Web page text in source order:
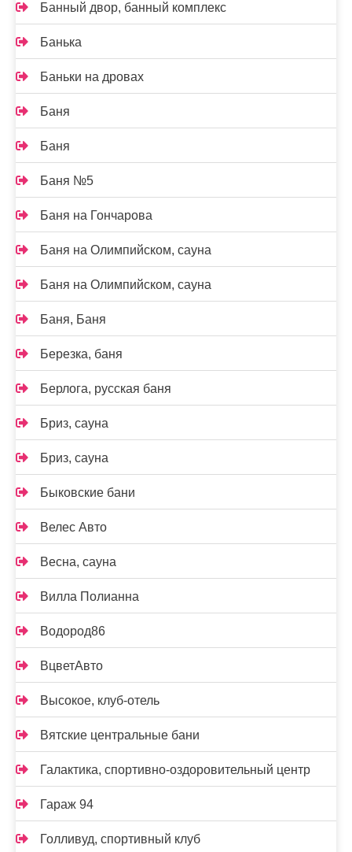
Банный двор, банный комплекс
Банька
Баньки на дровах
Баня
Баня
Баня №5
Баня на Гончарова
Баня на Олимпийском, сауна
Баня на Олимпийском, сауна
Баня, Баня
Березка, баня
Берлога, русская баня
Бриз, сауна
Бриз, сауна
Быковские бани
Велес Авто
Весна, сауна
Вилла Полианна
Водород86
ВцветАвто
Высокое, клуб-отель
Вятские центральные бани
Галактика, спортивно-оздоровительный центр
Гараж 94
Голливуд, спортивный клуб